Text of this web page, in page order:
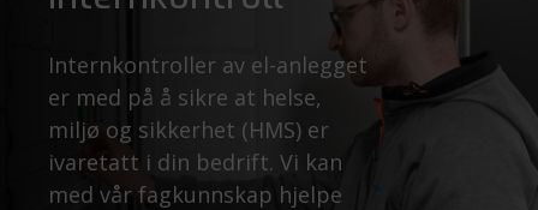
Internkontroller av el-anlegget
er med på å sikre at helse,
miljø og sikkerhet (HMS) er
ivaretatt i din bedrift. Vi kan
med vår fagkunnskap hjelpe